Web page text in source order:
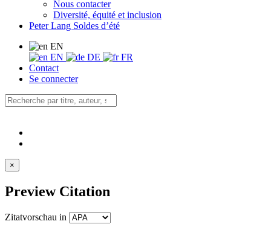
Nous contacter
Diversité, équité et inclusion
Peter Lang Soldes d’été
EN
EN
DE
FR
Contact
Se connecter